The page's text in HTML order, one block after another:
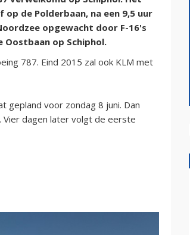
de Polderbaan, na een 9,5 uur
opgewacht door F-16's
Oostbaan op Schiphol.
787. Eind 2015 zal ook KLM met
gepland voor zondag 8 juni. Dan
dagen later volgt de eerste